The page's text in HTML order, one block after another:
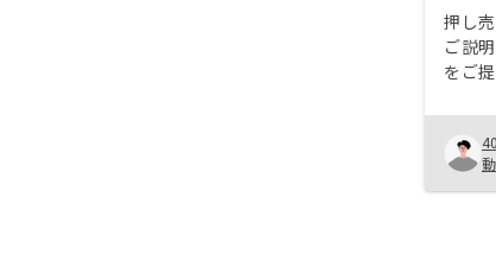
押し
ご説
をご
担当
運用
打ち
深ま
と決